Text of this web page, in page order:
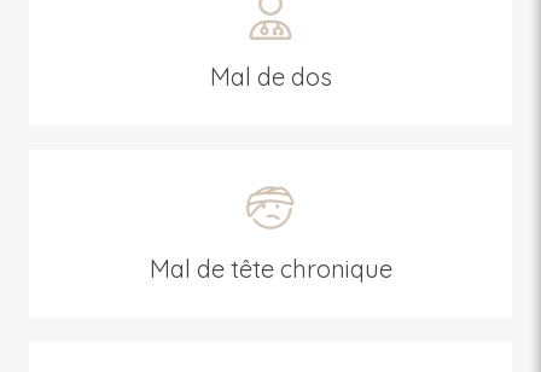
Mal de dos
Mal de tête chronique